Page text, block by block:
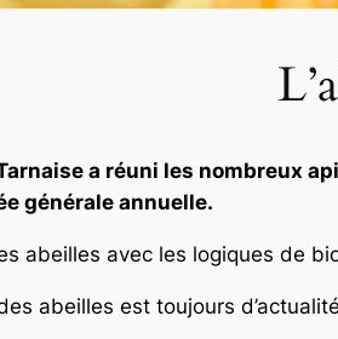
Tarnaise a réuni les nombreux
générale annuelle.
abeilles avec les logiques de
abeilles est toujours